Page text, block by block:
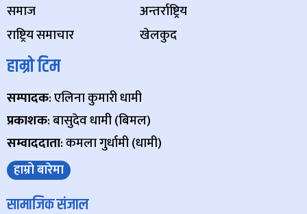
समाज
राष्ट्रिय समाचार
अन्तर्राष्ट्रिय
खेलकुद
हाम्रो टिम
सम्पादक: एलिना कुमारी धामी
प्रकाशक: बासुदेव धामी (बिमल)
सम्वाददाता: कमला गुर्धामी (धामी)
हाम्रो बारेमा
सामाजिक संजाल